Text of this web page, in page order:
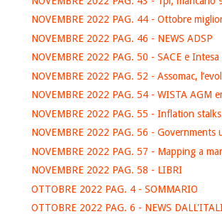
NOVEMBRE 2022 PAG. 44 - Ottobre
NOVEMBRE 2022 PAG. 46 - NEWS ADSP
NOVEMBRE 2022 PAG. 50 - SACE e
NOVEMBRE 2022 PAG. 52 - Assomac,
NOVEMBRE 2022 PAG. 54 - WISTA AGM
NOVEMBRE 2022 PAG. 55 - Inflation
NOVEMBRE 2022 PAG. 56 -
NOVEMBRE 2022 PAG. 57 - Mapping a
NOVEMBRE 2022 PAG. 58 - LIBRI
OTTOBRE 2022 PAG. 4 - SOMMARIO
OTTOBRE 2022 PAG. 6 - NEWS